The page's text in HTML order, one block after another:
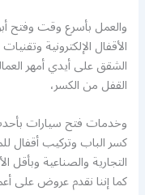
والعمل بأسرع وقت وفتح
الأقفال الإلكترونية
الشقق على أيدي أمهر
القفل من الكسر،
وخدمات فتح سيارات بأحدث
كسر الباب وتركيب أقفال
التجارية والصناعية
كما إننا نقدم عروض على